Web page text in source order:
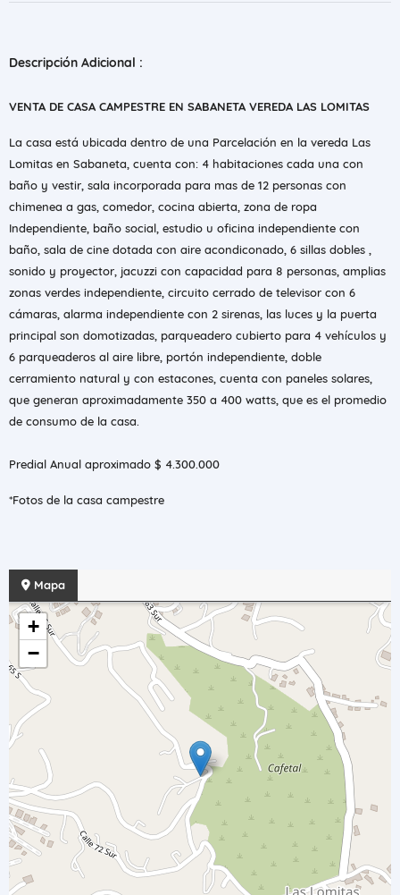
Descripción Adicional :
VENTA DE CASA CAMPESTRE EN SABANETA VEREDA LAS LOMITAS
La casa está ubicada dentro de una Parcelación en la vereda Las
Lomitas en Sabaneta, cuenta con: 4 habitaciones cada una con
baño y vestir, sala incorporada para mas de 12 personas con
chimenea a gas, comedor, cocina abierta, zona de ropa
Independiente, baño social, estudio u oficina independiente con
baño, sala de cine dotada con aire acondiconado, 6 sillas dobles ,
sonido y proyector, jacuzzi con capacidad para 8 personas, amplias
zonas verdes independiente, circuito cerrado de televisor con 6
cámaras, alarma independiente con 2 sirenas, las luces y la puerta
principal son domotizadas, parqueadero cubierto para 4 vehículos y
6 parqueaderos al aire libre, portón independiente, doble
cerramiento natural y con estacones, cuenta con paneles solares,
que generan aproximadamente 350 a 400 watts, que es el promedio
de consumo de la casa.
Predial Anual aproximado $ 4.300.000
*Fotos de la casa campestre
Mapa
+
−